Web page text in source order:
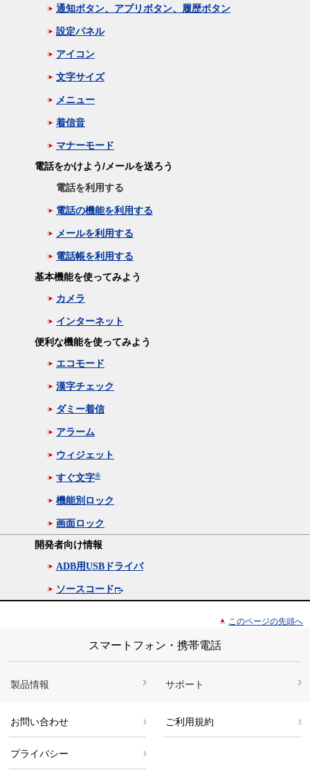
通知ボタン、アプリボタン、履歴ボタン
設定パネル
アイコン
文字サイズ
メニュー
着信音
マナーモード
電話をかけよう/メールを送ろう
電話を利用する
電話の機能を利用する
メールを利用する
電話帳を利用する
基本機能を使ってみよう
カメラ
インターネット
便利な機能を使ってみよう
エコモード
漢字チェック
ダミー着信
アラーム
ウィジェット
すぐ文字®
機能別ロック
画面ロック
開発者向け情報
ADB用USBドライバ
ソースコード
このページの先頭へ
スマートフォン・携帯電話
製品情報 サポート
お問い合わせ ご利用規約
プライバシー